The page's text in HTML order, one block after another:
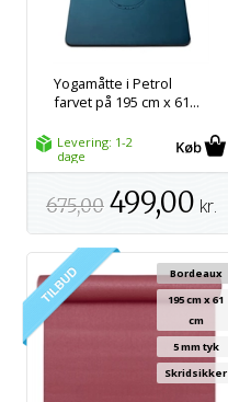
Yogamåtte i Petrol
farvet på 195 cm x 61...
Levering: 1-2
dage
675,00 499,00 kr.
Bordeaux
195 cm x 61
cm
5 mm tyk
Skridsikker